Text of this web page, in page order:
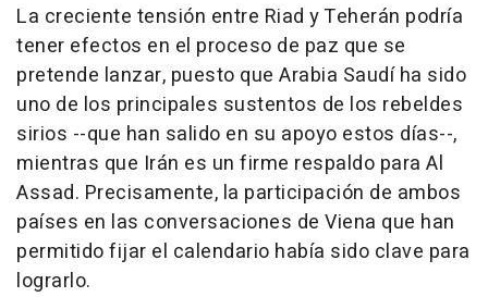
La creciente tensión entre Riad y Teherán podría
tener efectos en el proceso de paz que se
pretende lanzar, puesto que Arabia Saudí ha sido
uno de los principales sustentos de los rebeldes
sirios --que han salido en su apoyo estos días--,
mientras que Irán es un firme respaldo para Al
Assad. Precisamente, la participación de ambos
países en las conversaciones de Viena que han
permitido fijar el calendario había sido clave para
lograrlo.